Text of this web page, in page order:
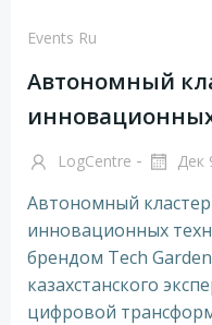
Events Ru
Автономный
LogCentre - Дек
Автономный
инновационных
брендом Tech
казахстанского
цифровой